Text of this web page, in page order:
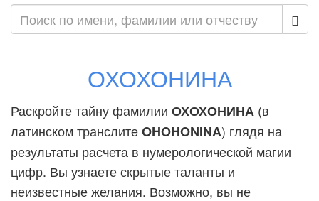
ОХОХОНИНА
Раскройте тайну фамилии ОХОХОНИНА (в
латинском транслитеOHOHONINA) глядя на
результаты расчета в нумерологической магии
цифр. Вы узнаете скрытые таланты и
неизвестные желания. Возможно, вы не